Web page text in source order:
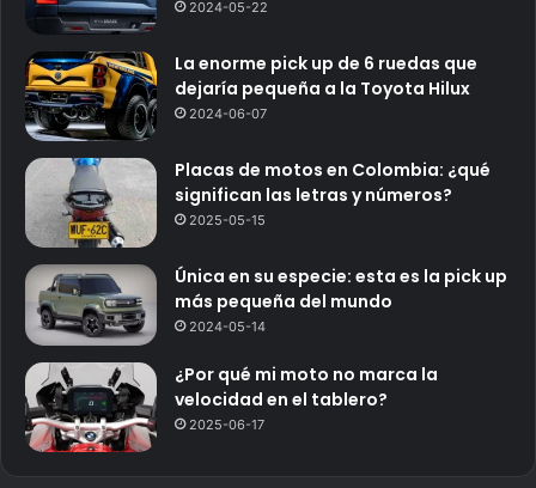
2024-05-22
La enorme pick up de 6 ruedas que
dejaría pequeña a la Toyota Hilux
2024-06-07
Placas de motos en Colombia: ¿qué
significan las letras y números?
2025-05-15
Única en su especie: esta es la pick up
más pequeña del mundo
2024-05-14
¿Por qué mi moto no marca la
velocidad en el tablero?
2025-06-17